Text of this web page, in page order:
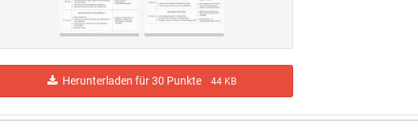
Herunterladen für 30 Punkte 44 KB